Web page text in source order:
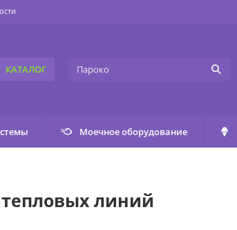
КАТАЛОГ
Моечное оборудование
линий